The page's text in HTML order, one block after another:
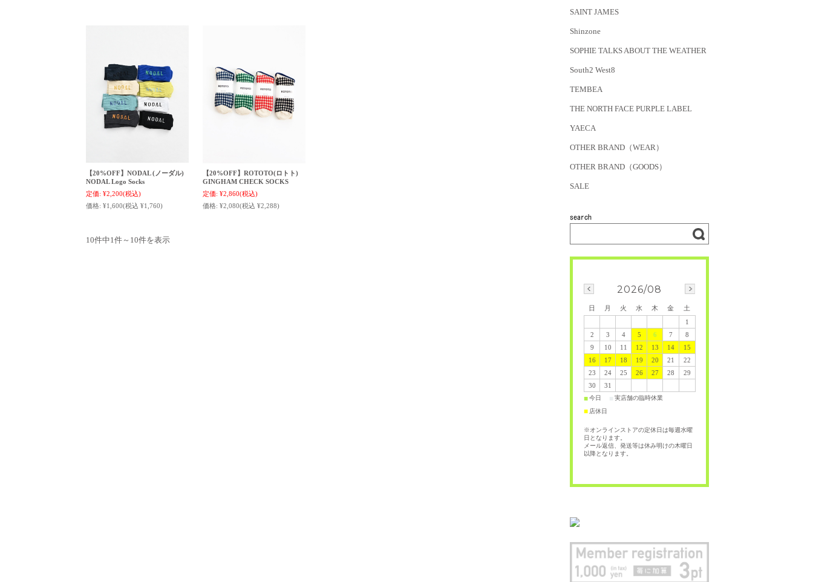
【20%OFF】NODAL (ノーダル)
NODAL Logo Socks
定価: ¥2,200(税込)
価格: ¥1,600(税込 ¥1,760)
【20%OFF】ROTOTO(ロトト)
GINGHAM CHECK SOCKS
定価: ¥2,860(税込)
価格: ¥2,080(税込 ¥2,288)
10件中1件～10件を表示
SAINT JAMES
Shinzone
SOPHIE TALKS ABOUT THE WEATHER
South2 West8
TEMBEA
THE NORTH FACE PURPLE LABEL
YAECA
OTHER BRAND（WEAR）
OTHER BRAND（GOODS）
SALE
2026/08
日 月 火 水 木 金
土
1
2
3 4 5 6 7
8
9
10 11 12 13 14
15
16
17 18 19 20 21
22
23
24 25 26 27 28
29
30
31
■今日 実店舗の臨時休業
■ 店休日
※オンラインストアの定休日は毎週水曜
日となります。
メール返信、発送等は休み明けの木曜日
以降となります。